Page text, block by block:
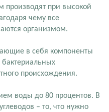
производят при высокой
чему все
организмом.
в себя компоненты
происхождения.
воды до 80 процентов. В
– то, что нужно